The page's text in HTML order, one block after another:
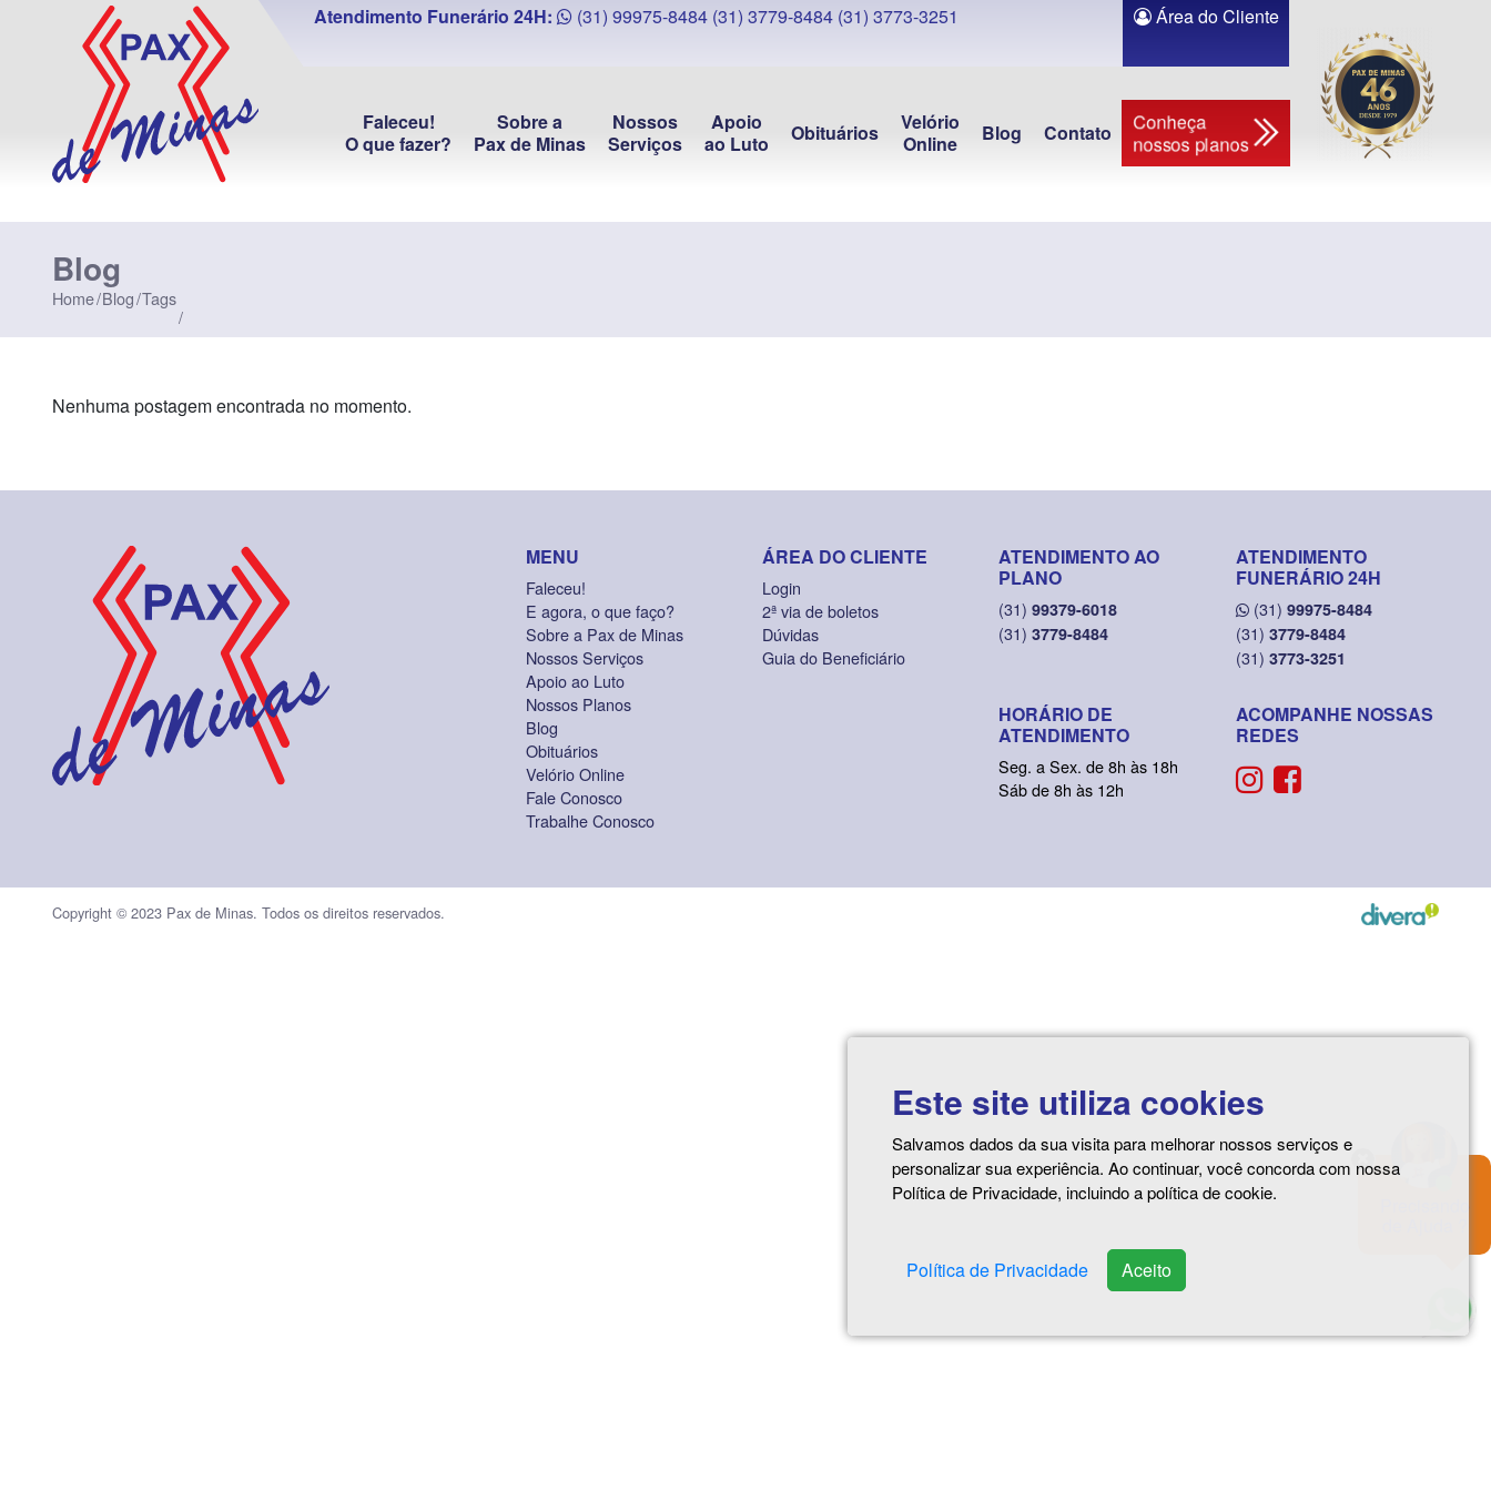
Este site utiliza cookies
Salvamos dados da sua visita para melhorar nossos serviços e
personalizar sua experiência. Ao continuar, você concorda com nossa
Política de Privacidade, incluindo a política de cookie.
Política de Privacidade Aceito
Atendimento Funerário 24H: (31) 99975-8484 (31) 3779-8484 (31) 3773-3251 Área do Cliente
Faleceu!
O que fazer?
Sobre a
Pax de Minas
Nossos
Serviços
Apoio
ao Luto
Obituários
Velório
Online
Blog Contato Conheça
nossos planos
Blog
Home Blog Tags
Nenhuma postagem encontrada no momento.
MENU
Faleceu!
E agora, o que faço?
Sobre a Pax de Minas
Nossos Serviços
Apoio ao Luto
Nossos Planos
Blog
Obituários
Velório Online
Fale Conosco
Trabalhe Conosco
ÁREA DO CLIENTE
Login
2ª via de boletos
Dúvidas
Guia do Beneficiário
ATENDIMENTO AO
PLANO
(31) 99379-6018
(31) 3779-8484
ATENDIMENTO
FUNERÁRIO 24H
(31) 99975-8484
(31) 3779-8484
(31) 3773-3251
HORÁRIO DE
ATENDIMENTO
Seg. a Sex. de 8h às 18h
Sáb de 8h às 12h
ACOMPANHE NOSSAS
REDES
Copyright © 2023 Pax de Minas. Todos os direitos reservados.